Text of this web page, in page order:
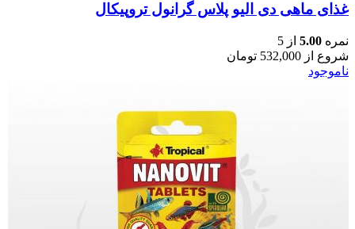
غذای ماهی دی الیو پلاس گرانول تروپیکال
نمره 5.00 از 5
شروع از 532,000 تومان
ناموجود